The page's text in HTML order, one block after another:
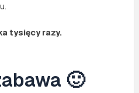
tysięcy razy.
🙂